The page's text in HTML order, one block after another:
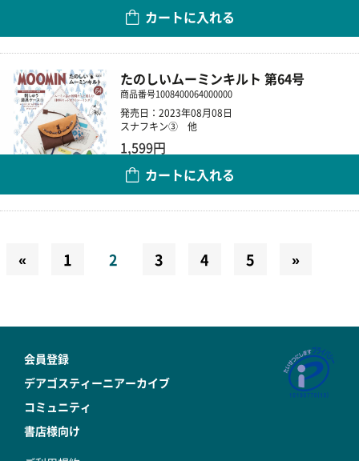
カートに入れる
たのしいムーミンキルト 第64号
商品番号1008400064000000
発売日：2023年08月08日
スナフキン③ 他
1,599円
カートに入れる
« 1 2 3 4 5 »
会員登録
デアゴスティーニアーカイブ
コミュニティ
書店様向け